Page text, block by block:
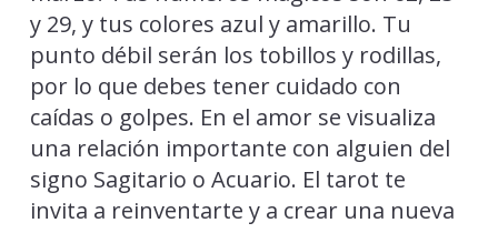
y 29, y tus colores azul y amarillo. Tu
punto débil serán los tobillos y rodillas,
por lo que debes tener cuidado con
caídas o golpes. En el amor se visualiza
una relación importante con alguien del
signo Sagitario o Acuario. El tarot te
invita a reinventarte y a crear una nueva